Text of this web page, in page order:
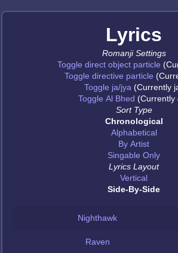
Lyrics
Romanji Settings
Toggle direct object particle
Toggle directive particle
Toggle ja/jya (Currently
Toggle Al Bhed (Currently
Sort Type
Chronological
Alphabetical
By Artist
Singable Only
Lyrics Layout
Vertical
Side-By-Side
Nighthawk
Raven